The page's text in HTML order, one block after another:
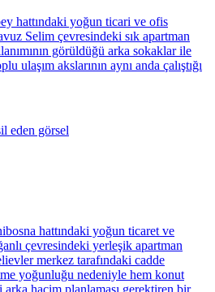
hattındaki yoğun ticari ve ofis
Selim çevresindeki sık apartman
görüldüğü arka sokaklar ile
ulaşım akslarının aynı anda çalıştığı
hattındaki yoğun ticaret ve
çevresindeki yerleşik apartman
merkez tarafındaki cadde
yoğunluğu nedeniyle hem konut
hacim planlaması gerektiren bir